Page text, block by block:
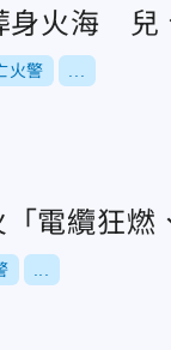
身火海 兒
火警
電纜狂燃